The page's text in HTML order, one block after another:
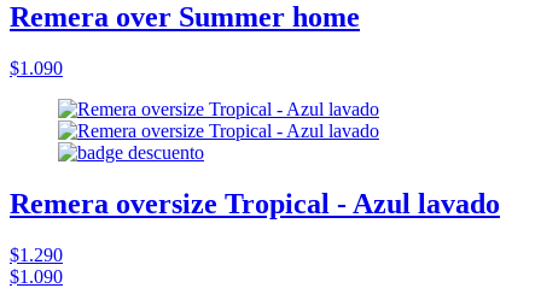
Remera over Summer home
$1.090
Remera oversize Tropical - Azul lavado
$1.290
$1.090